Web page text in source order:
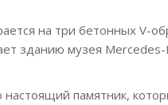
на три бетонных V-
зданию музея
настоящий памятник,